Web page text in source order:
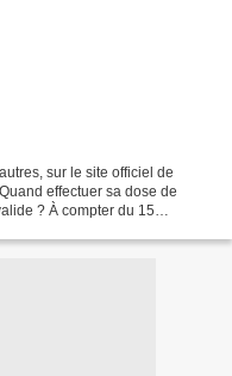
sur le site officiel de
effectuer sa dose de
? À compter du 15